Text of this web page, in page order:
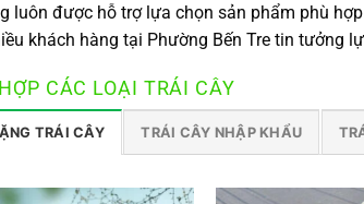
luôn được hỗ trợ lựa chọn sản phẩm phù
khách hàng tại Phường Bến Tre tin tưởng
CÁC LOẠI TRÁI CÂY
TRÁI CÂY TRÁI CÂY NHẬP KHẨU